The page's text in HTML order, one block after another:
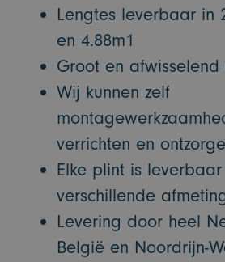
Lengtes leverbaar in
en 4.88m1
Groot en afwisselend
Wij kunnen zelf
verrichten en
Elke plint is
verschillende
Levering door heel
België en Noordrijn-